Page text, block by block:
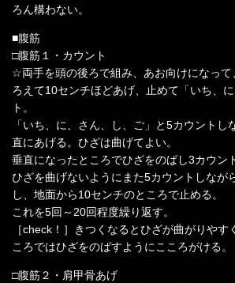
ろん構わない。
■腹筋
□腹筋１・カウント
☆両手を頭の後ろで組み、あお向けになって
ろえて10センチほどあげ、止めて「いち、
ト。
「いち、に、さん、し、ご」と5カウントし
直にあげる。ひざは曲げてよい。
垂直になったところでひざをのばし3カウン
ひざを曲げないようにまた5カウントしなが
し、地面から10センチのところで止める。
これを5回～20回程度繰り返す。
［check！］きつくなるとひざが曲がりやす
ころではひざをのばすようにこころがける。
□腹筋２・肩甲骨あげ